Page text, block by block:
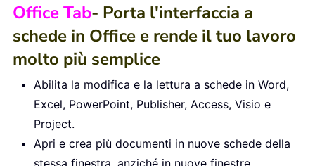
Office Tab- Porta l'interfaccia a
schede in Office e rende il tuo lavoro
molto più semplice
Abilita la modifica e la lettura a schede in Word,
Excel, PowerPoint, Publisher, Access, Visio e
Project.
Apri e crea più documenti in nuove schede della
stessa finestra, anziché in nuove finestre.